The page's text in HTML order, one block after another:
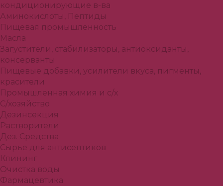
кондиционирующие в-ва
Аминокислоты, Пептиды
Пищевая промышленность
Масла
Загустители, стабилизаторы, антиоксиданты,
консерванты
Пищевые добавки, усилители вкуса, пигменты,
красители
Промышленная химия и с/х
С/хозяйство
Дезинсекция
Растворители
Дез. Средства
Сырье для антисептиков
Клининг
Очистка воды
Фармацевтика